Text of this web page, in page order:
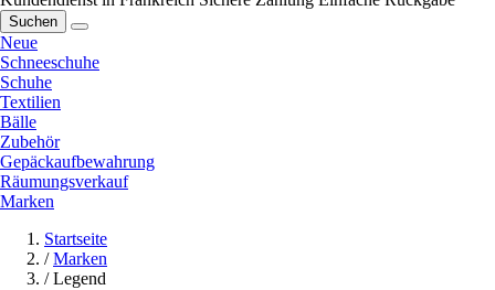
Suchen
Neue
Schneeschuhe
Schuhe
Textilien
Bälle
Zubehör
Gepäckaufbewahrung
Räumungsverkauf
Marken
Startseite
/ Marken
/ Legend